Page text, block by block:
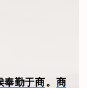
奉勤于商。 商